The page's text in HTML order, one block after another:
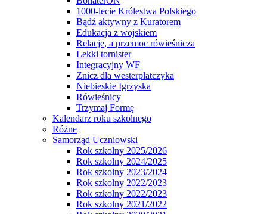
1000-lecie Królestwa Polskiego
Bądź aktywny z Kuratorem
Edukacja z wojskiem
Relacje, a przemoc rówieśnicza
Lekki tornister
Integracyjny WF
Znicz dla westerplatczyka
Niebieskie Igrzyska
Rówieśnicy
Trzymaj Formę
Kalendarz roku szkolnego
Różne
Samorząd Uczniowski
Rok szkolny 2025/2026
Rok szkolny 2024/2025
Rok szkolny 2023/2024
Rok szkolny 2022/2023
Rok szkolny 2022/2023
Rok szkolny 2021/2022